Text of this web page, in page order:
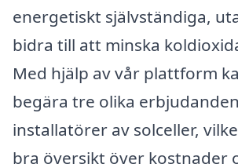
energetiskt självständiga,
bidra till att minska
Med hjälp av vår plattform
begära tre olika
installatörer av solceller,
bra översikt över kostnader